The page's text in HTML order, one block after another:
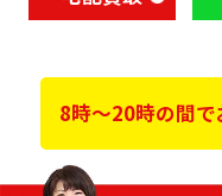
8時～20時の間で